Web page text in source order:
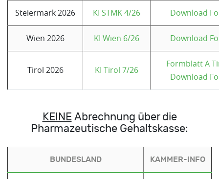
Steiermark 2026 KI STMK 4/26 Download
Wien 2026 KI Wien 6/26 Download
Tirol 2026 KI Tirol 7/26
Formblatt A
Download
KEINEAbrechnung über die
Pharmazeutische Gehaltskasse:
BUNDESLAND KAMMER-INFO